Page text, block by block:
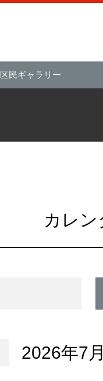
区民ギャラリー
カレン
2026年7